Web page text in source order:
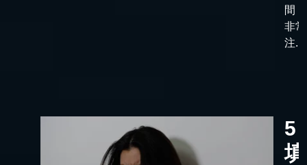
間
非
注...
5